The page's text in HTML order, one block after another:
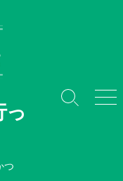
っ
つ
検
メ